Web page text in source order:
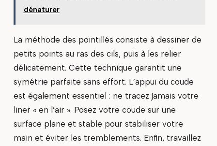
dénaturer
La méthode des pointillés consiste à dessiner de
petits points au ras des cils, puis à les relier
délicatement. Cette technique garantit une
symétrie parfaite sans effort. L’appui du coude
est également essentiel : ne tracez jamais votre
liner « en l’air ». Posez votre coude sur une
surface plane et stable pour stabiliser votre
main et éviter les tremblements. Enfin, travaillez